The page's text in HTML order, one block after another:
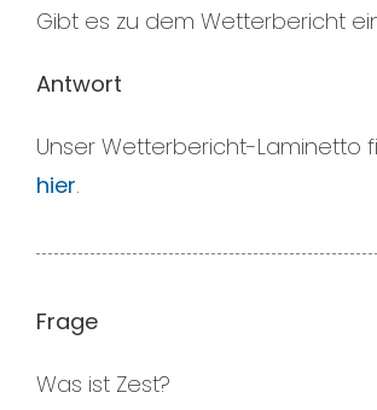
Gibt es zu dem Wetterbericht
Antwort
Unser Wetterbericht-Laminetto
hier.
Frage
Was ist Zest?